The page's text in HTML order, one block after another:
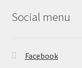
Social menu
Facebook